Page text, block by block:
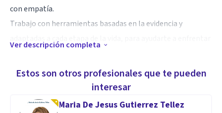
con empatía.
Trabajo con herramientas basadas en la evidencia y
más sanas. Estoy aquí para acompañarte en tu proceso, con
respeto, confianza y sin juicios.
Te invito a dar el primer paso hacia una vida con mayor
Ver descripción completa
Estos son otros profesionales que te pueden
interesar
Maria De Jesus Gutierrez Tellez